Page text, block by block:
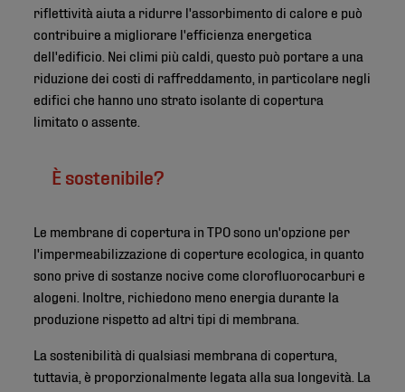
riflettività aiuta a ridurre l'assorbimento di calore e può
contribuire a migliorare l'efficienza energetica
dell'edificio. Nei climi più caldi, questo può portare a una
riduzione dei costi di raffreddamento, in particolare negli
edifici che hanno uno strato isolante di copertura
limitato o assente.
È sostenibile?
Le membrane di copertura in TPO sono un'opzione per
l'impermeabilizzazione di coperture ecologica, in quanto
sono prive di sostanze nocive come clorofluorocarburi e
alogeni. Inoltre, richiedono meno energia durante la
produzione rispetto ad altri tipi di membrana.
La sostenibilità di qualsiasi membrana di copertura,
tuttavia, è proporzionalmente legata alla sua longevità. La